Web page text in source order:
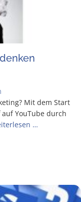
Mit dem Start
You­Tube durch
…